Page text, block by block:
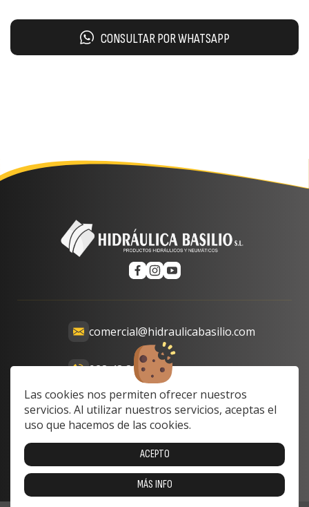
Las cookies nos permiten ofrecer nuestros
servicios. Al utilizar nuestros servicios, aceptas el
uso que hacemos de las cookies.
ACEPTO
MÁS INFO
CONSULTAR POR WHATSAPP
comercial@hidraulicabasilio.com
928 48 89 99
Calle Prof. Lozano, 13-15,
35008 Las Palmas de Gran
Canaria, Las Palmas, Spain
Lunes a Viernes: 8:00 a 17:00
Sabado y domingo: cerrado